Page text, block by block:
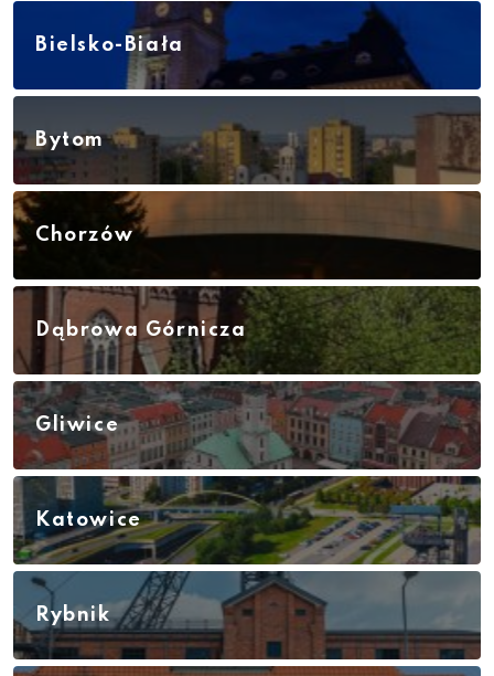
Bielsko-Biała
Bytom
Chorzów
Dąbrowa Górnicza
Gliwice
Katowice
Rybnik